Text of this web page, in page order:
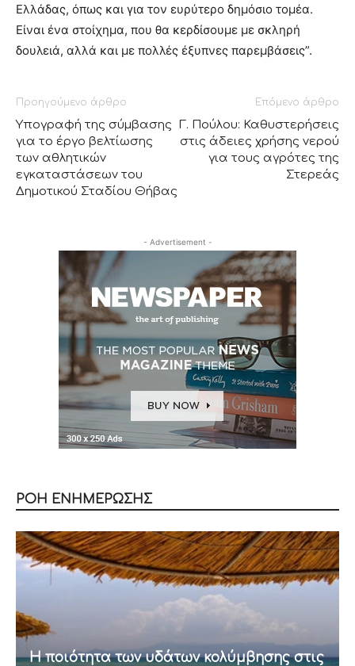
Ελλάδας, όπως και για τον ευρύτερο δημόσιο τομέα.
Είναι ένα στοίχημα, που θα κερδίσουμε με σκληρή
δουλειά, αλλά και με πολλές έξυπνες παρεμβάσεις”.
Προηγούμενο άρθρο
Υπογραφή της σύμβασης
για το έργο βελτίωσης
των αθλητικών
εγκαταστάσεων του
Δημοτικού Σταδίου Θήβας
Επόμενο άρθρο
Γ. Πούλου: Καθυστερήσεις
στις άδειες χρήσης νερού
για τους αγρότες της
Στερεάς
- Advertisement -
ΡΟΗ ΕΝΗΜΕΡΩΣΗΣ
Η ποιότητα των υδάτων κολύμβησης στις